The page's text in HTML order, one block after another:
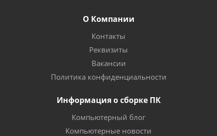
О Компании
Контакты
Реквизиты
Вакансии
Политика конфиденциальности
Информация о сборке ПК
Компьютерный блог
Компьютерные новости